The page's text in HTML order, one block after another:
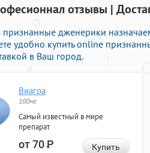
отзывы |
признанные дженерики
удобно купить online
в Ваш город.
Виагра
100мг
Самый известный в мире
препарат
от 70Р Купить